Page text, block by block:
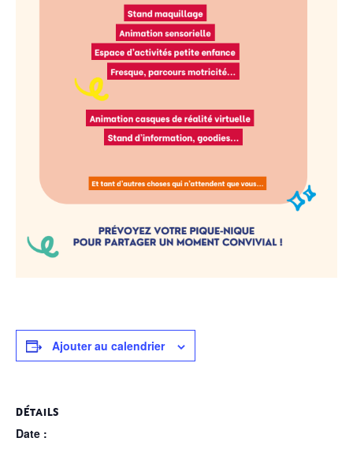
Ajouter au calendrier
DÉTAILS
Date :